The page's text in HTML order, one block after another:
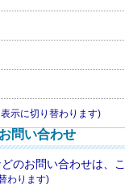
示に切り替わります)
問い合わせ
のお問い合わせは、
わります)